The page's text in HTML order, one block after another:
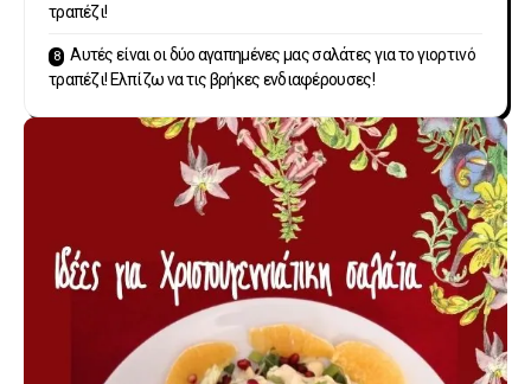
τραπέζι!
Αυτές είναι οι δύο αγαπημένες μας σαλάτες για το γιορτινό
τραπέζι! Ελπίζω να τις βρήκες ενδιαφέρουσες!